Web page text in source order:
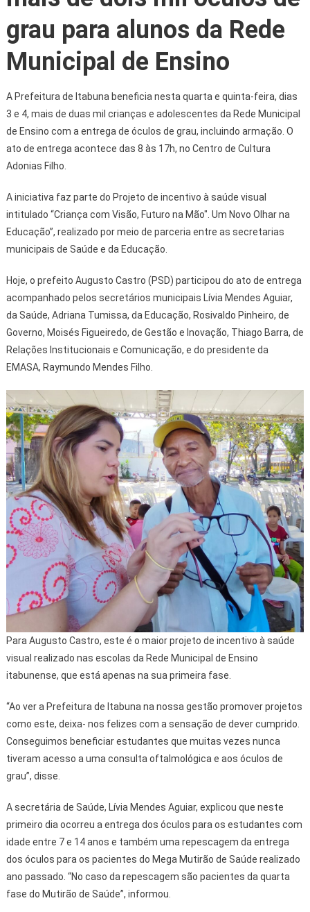
grau para alunos da Rede
Municipal de Ensino
A Prefeitura de Itabuna beneficia nesta quarta e quinta-feira, dias
3 e 4, mais de duas mil crianças e adolescentes da Rede Municipal
de Ensino com a entrega de óculos de grau, incluindo armação. O
ato de entrega acontece das 8 às 17h, no Centro de Cultura
Adonias Filho.
A iniciativa faz parte do Projeto de incentivo à saúde visual
intitulado “Criança com Visão, Futuro na Mão". Um Novo Olhar na
Educação”, realizado por meio de parceria entre as secretarias
municipais de Saúde e da Educação.
Hoje, o prefeito Augusto Castro (PSD) participou do ato de entrega
acompanhado pelos secretários municipais Lívia Mendes Aguiar,
da Saúde, Adriana Tumissa, da Educação, Rosivaldo Pinheiro, de
Governo, Moisés Figueiredo, de Gestão e Inovação, Thiago Barra, de
Relações Institucionais e Comunicação, e do presidente da
EMASA, Raymundo Mendes Filho.
Para Augusto Castro, este é o maior projeto de incentivo à saúde
visual realizado nas escolas da Rede Municipal de Ensino
itabunense, que está apenas na sua primeira fase.
“Ao ver a Prefeitura de Itabuna na nossa gestão promover projetos
como este, deixa- nos felizes com a sensação de dever cumprido.
Conseguimos beneficiar estudantes que muitas vezes nunca
tiveram acesso a uma consulta oftalmológica e aos óculos de
grau”, disse.
A secretária de Saúde, Lívia Mendes Aguiar, explicou que neste
primeiro dia ocorreu a entrega dos óculos para os estudantes com
idade entre 7 e 14 anos e também uma repescagem da entrega
dos óculos para os pacientes do Mega Mutirão de Saúde realizado
ano passado. “No caso da repescagem são pacientes da quarta
fase do Mutirão de Saúde”, informou.